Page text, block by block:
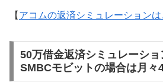
【 アコムの返済シミュレーションは
50万借金返済シミュレーショ
SMBCモビットの場合は月々